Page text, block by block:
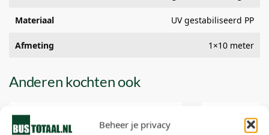
Beheer je privacy
Anderen kochten ook
Materiaal UV gestabiliseerd PP
Afmeting 1×10 meter